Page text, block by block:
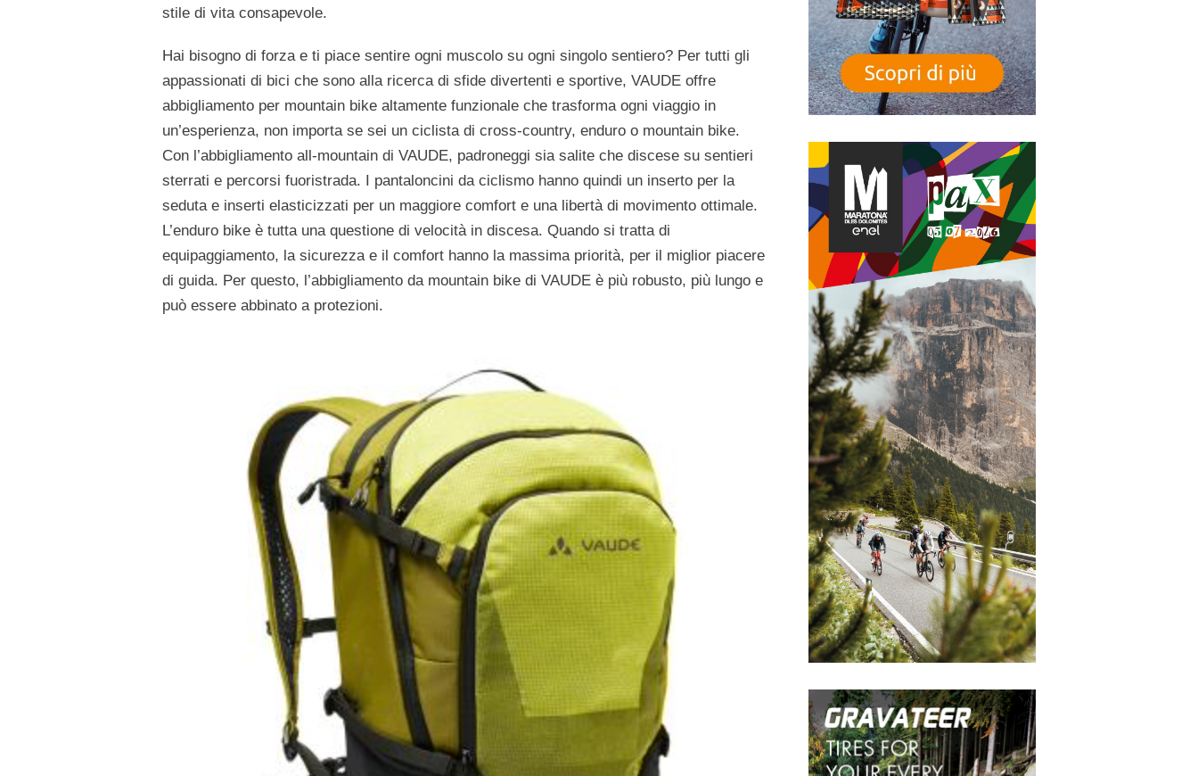
stile di vita consapevole.
Hai bisogno di forza e ti piace sentire ogni muscolo su ogni singolo sentiero? Per tutti gli
appassionati di bici che sono alla ricerca di sfide divertenti e sportive, VAUDE offre
abbigliamento per mountain bike altamente funzionale che trasforma ogni viaggio in
un’esperienza, non importa se sei un ciclista di cross-country, enduro o mountain bike.
Con l’abbigliamento all-mountain di VAUDE, padroneggi sia salite che discese su sentieri
sterrati e percorsi fuoristrada. I pantaloncini da ciclismo hanno quindi un inserto per la
seduta e inserti elasticizzati per un maggiore comfort e una libertà di movimento ottimale.
L’enduro bike è tutta una questione di velocità in discesa. Quando si tratta di
equipaggiamento, la sicurezza e il comfort hanno la massima priorità, per il miglior piacere
di guida. Per questo, l’abbigliamento da mountain bike di VAUDE è più robusto, più lungo e
può essere abbinato a protezioni.